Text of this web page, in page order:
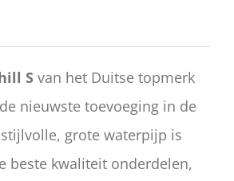
S van het Duitse topmerk
nieuwste toevoeging in de
grote waterpijp is
beste kwaliteit onderdelen,